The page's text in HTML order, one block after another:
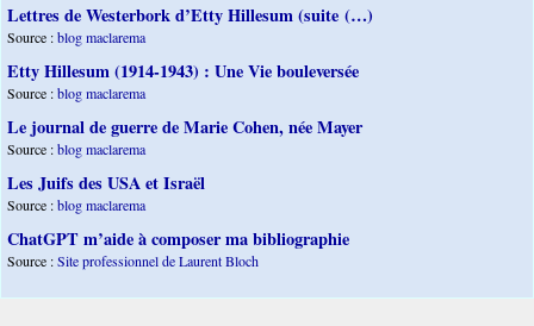
Lettres de Westerbork d’Etty Hillesum (suite (…)
Source :blog maclarema
Etty Hillesum (1914-1943) : Une Vie bouleversée
Source :blog maclarema
Le journal de guerre de Marie Cohen, née Mayer
Source :blog maclarema
Les Juifs des USA et Israël
Source :blog maclarema
ChatGPT m’aide à composer ma bibliographie
Source :Site professionnel de Laurent Bloch